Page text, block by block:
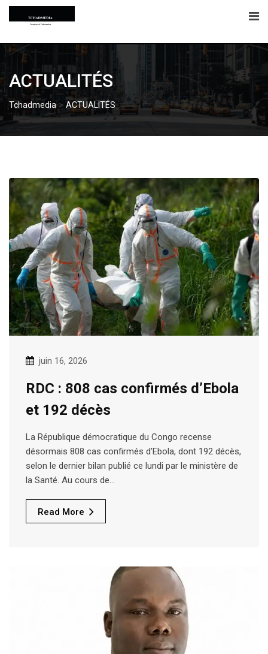
Skip
ACTUALITÉS
Tchadmedia> ACTUALITÉS
juin 16, 2026
RDC : 808 cas confirmés d’Ebola
et 192 décès
La République démocratique du Congo recense
désormais 808 cas confirmés d’Ebola, dont 192 décès,
selon le dernier bilan publié ce lundi par le ministère de
la Santé. Au cours de…
Read More